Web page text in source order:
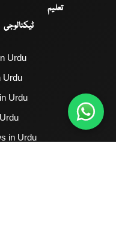
تعلیم
ٹیکنالوجی
Urdu
Urdu
Urdu
in Urdu